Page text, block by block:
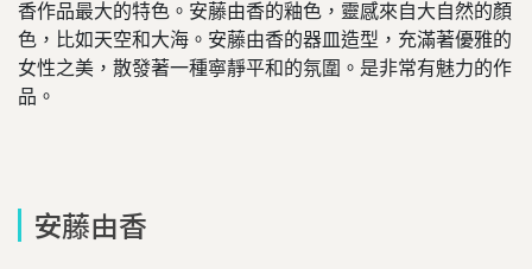
香作品最大的特色。安藤由香的釉色，靈感來自大自然的顏
色，比如天空和大海。 安藤由香的器皿造型，充滿著優雅的
女性之美，散發著一種寧靜平和的氛圍。是非常有魅力的作
品。
安藤由香